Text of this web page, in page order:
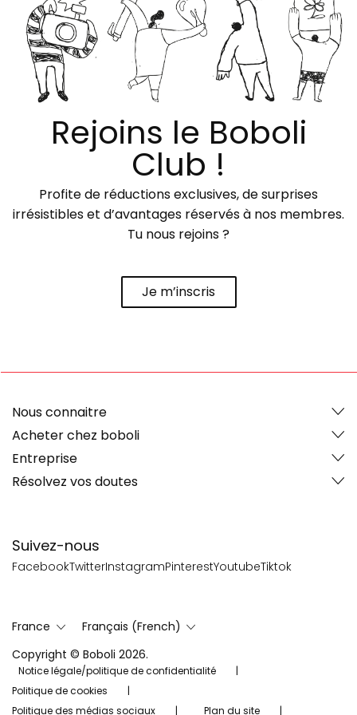
Rejoins le Boboli
Club !
Profite de réductions exclusives, de surprises
irrésistibles et d’avantages réservés à nos membres.
Tu nous rejoins ?
Je m’inscris
Suivez-nous
FacebookTwitterInstagramPinterestYoutubeTiktok
Nous connaitre
Acheter chez boboli
Entreprise
Résolvez vos doutes
France
Français (French)
Copyright © Boboli 2026.
Notice légale/politique de confidentialité
Politique de cookies
Politique des médias sociaux
Plan du site